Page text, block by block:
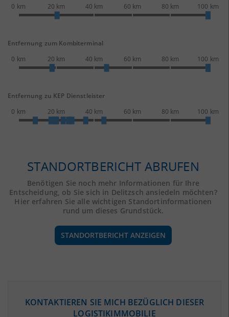
0 km
20 km 40 km 60 km 80 km 100 km
Entfernung zum Kombiterminal
0 km
20 km 40 km 60 km 80 km 100 km
Entfernung zu KEP Dienstleister
0 km
20 km 40 km 60 km 80 km 100 km
STANDORTBERICHT ABRUFEN
Benötigen Sie noch mehr Informationen für Ihre
Entscheidung, ob Sie sich in Delitzsch ansiedeln möchten?
Hier erfahren Sie alle wichtigen Standortinformationen
rund um dieses Grundstück.
STANDORTBERICHT ANZEIGEN
KONTAKTIEREN SIE MICH BEZÜGLICH DIESER
LOGISTIKIMMOBILIE